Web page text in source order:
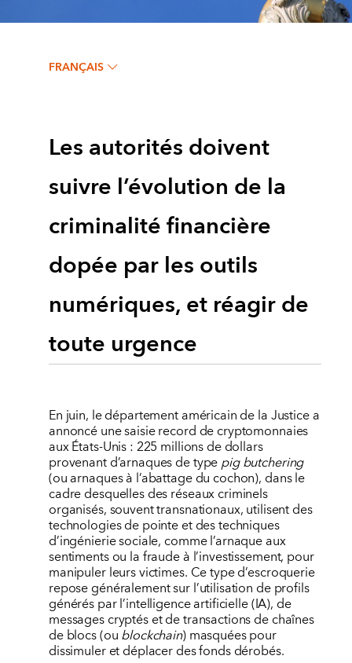
FRANÇAIS
Les autorités doivent
suivre l’évolution de la
criminalité financière
dopée par les outils
numériques, et réagir de
toute urgence
En juin, le département américain de la Justice a
annoncé une saisie record de cryptomonnaies
aux États-Unis : 225 millions de dollars
provenant d’arnaques de typepig butchering
(ou arnaques à l’abattage du cochon), dans le
cadre desquelles des réseaux criminels
organisés, souvent transnationaux, utilisent des
technologies de pointe et des techniques
d’ingénierie sociale, comme l’arnaque aux
sentiments ou la fraude à l’investissement, pour
manipuler leurs victimes. Ce type d’escroquerie
repose généralement sur l’utilisation de profils
générés par l’intelligence artificielle (IA), de
messages cryptés et de transactions de chaînes
de blocs (oublockchain) masquées pour
dissimuler et déplacer des fonds dérobés.